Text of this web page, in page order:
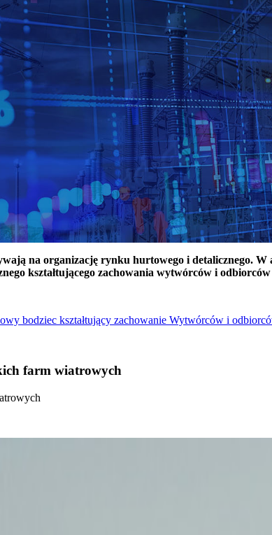
na organizację rynku hurtowego i detalicznego.
kształtującego zachowania wytwórców i
bodziec kształtujący zachowanie Wytwórców i
farm wiatrowych